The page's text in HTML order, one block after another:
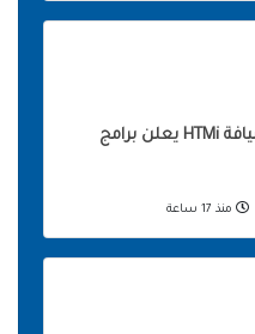
المعهد العالي للسياحة والضيافة HTMi يعلن برامج
منذ 17 ساعة